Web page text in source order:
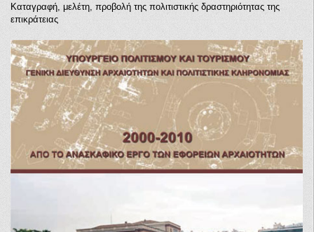
Καταγραφή, μελέτη, προβολή της πολιτιστικής δραστηριότητας της
επικράτειας